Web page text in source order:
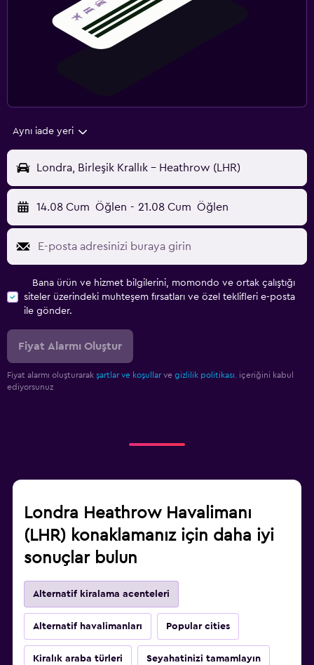
Aynı iade yeri
Londra, Birleşik Krallık - Heathrow (LHR)
14.08 Cum Öğlen - 21.08 Cum Öğlen
Bana ürün ve hizmet bilgilerini, momondo ve ortak çalıştığı
siteler üzerindeki muhteşem fırsatları ve özel teklifleri e-posta
ile gönder.
Fiyat Alarmı Oluştur
Fiyat alarmı oluşturarak şartlar ve koşullar ve gizlilik politikası. içeriğini kabul
ediyorsunuz
Londra Heathrow Havalimanı
(LHR) konaklamanız için daha iyi
sonuçlar bulun
Alternatif kiralama acenteleri
Alternatif havalimanları Popular cities
Kiralık araba türleri Seyahatinizi tamamlayın